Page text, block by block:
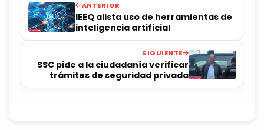
ANTERIOR
IEEQ alista uso de herramientas de
inteligencia artificial
SIGUIENTE
SSC pide a la ciudadanía verificar
trámites de seguridad privada